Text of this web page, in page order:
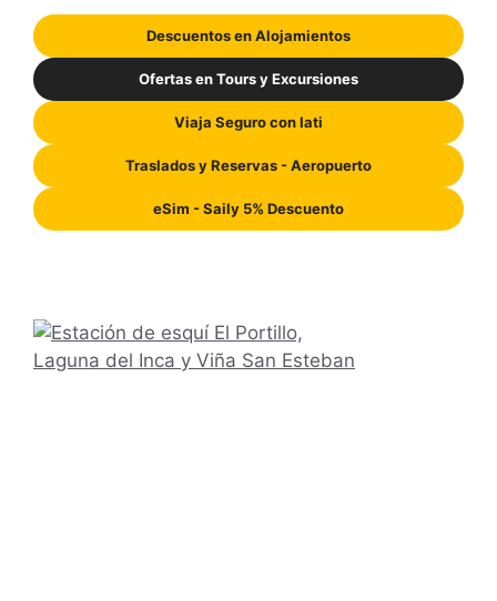
Descuentos en Alojamientos
Ofertas en Tours y Excursiones
Viaja Seguro con Iati
Traslados y Reservas - Aeropuerto
eSim - Saily 5% Descuento